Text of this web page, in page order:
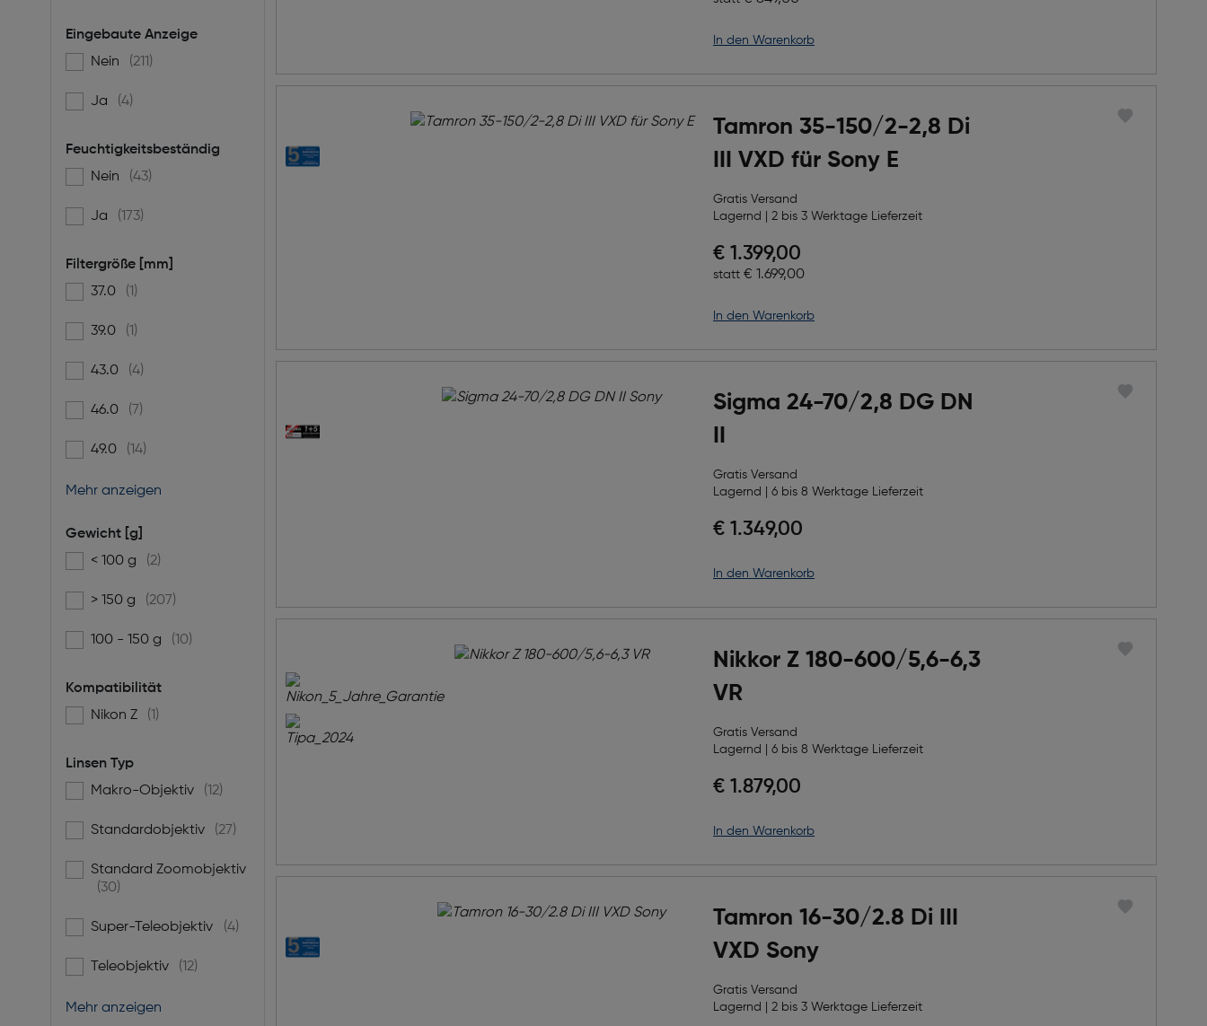
Eingebaute Anzeige
Nein
(211)
Filtern nach Eingebaute Anzeige: false
Ja (4)
Filtern nach Eingebaute Anzeige: true
Feuchtigkeitsbeständig
Nein
(43)
Filtern nach Feuchtigkeitsbeständig: false
Ja (173)
Filtern nach Feuchtigkeitsbeständig: true
Filtergröße [mm]
37.0
(1)
Filtern nach Filtergröße [mm]: 37.0
39.0 (1)
Filtern nach Filtergröße [mm]: 39.0
43.0 (4)
Filtern nach Filtergröße [mm]: 43.0
46.0 (7)
Filtern nach Filtergröße [mm]: 46.0
49.0 (14)
Filtern nach Filtergröße [mm]: 49.0
Mehr anzeigen
Gewicht [g]
< 100 g
(2)
Filtern nach Gewicht [g]: < 100 g
> 150 g (207)
Filtern nach Gewicht [g]: > 150 g
100 - 150 g (10)
Filtern nach Gewicht [g]: 100 - 150 g
Kompatibilität
Nikon Z
(1)
Filtern nach Kompatibilität: Nikon Z
Linsen Typ
Makro-Objektiv
(12)
Filtern nach Linsen Typ: Makro-Objektiv
Standardobjektiv (27)
Filtern nach Linsen Typ: Standardobjektiv
Standard Zoomobjektiv
(30)
Filtern nach Linsen Typ: Standard Zoomobjektiv
Super-Teleobjektiv (4)
Filtern nach Linsen Typ: Super-Teleobjektiv
Teleobjektiv (12)
Filtern nach Linsen Typ: Teleobjektiv
Mehr anzeigen
in den Warenkorb
Tamron 35-150/2-2,8 Di
III VXD für Sony E
Gratis Versand
Lagernd | 2 bis 3 Werktage Lieferzeit
Preis nach Rabatts
€ 1.399,00
statt Ursprünglicher Preis
€ 1.699,00
in den Warenkorb
Sigma 24-70/2,8 DG DN
Gratis Versand
Lagernd | 6 bis 8 Werktage Lieferzeit
€ 1.349,00
in den Warenkorb
Nikkor Z 180-600/5,6-6,3
VR
Gratis Versand
Lagernd | 6 bis 8 Werktage Lieferzeit
€ 1.879,00
in den Warenkorb
Tamron 16-30/2.8 Di III
VXD Sony
Gratis Versand
Lagernd | 2 bis 3 Werktage Lieferzeit